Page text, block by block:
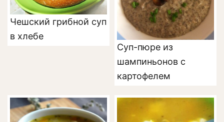
Чешский грибной суп
в хлебе
Суп-пюре из
шампиньонов с
картофелем